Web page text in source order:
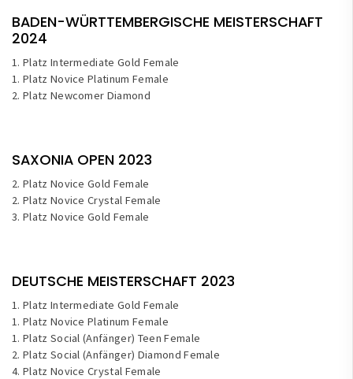
BADEN-WÜRTTEMBERGISCHE MEISTERSCHAFT
2024
1. Platz Intermediate Gold Female
1. Platz Novice Platinum Female
2. Platz Newcomer Diamond
SAXONIA OPEN 2023
2. Platz Novice Gold Female
2. Platz Novice Crystal Female
3. Platz Novice Gold Female
DEUTSCHE MEISTERSCHAFT 2023
1. Platz Intermediate Gold Female
1. Platz Novice Platinum Female
1. Platz Social (Anfänger) Teen Female
2. Platz Social (Anfänger) Diamond Female
4. Platz Novice Crystal Female